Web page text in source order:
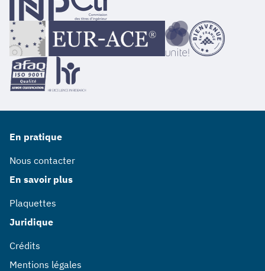
En pratique
Nous contacter
En savoir plus
Plaquettes
Juridique
Crédits
Mentions légales